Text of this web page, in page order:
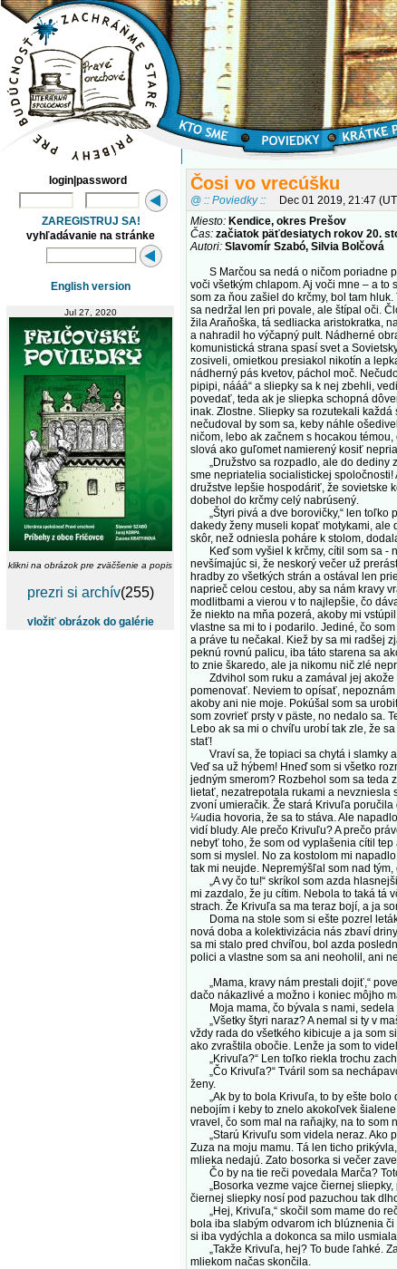
login|password
ZAREGISTRUJ SA!
vyhľadávanie na stránke
English version
Jul 27, 2020
klikni na obrázok pre zväčšenie a popis
prezri si archív(255)
vložiť obrázok do galérie
Čosi vo vrecúšku
@ :: Poviedky ::
Dec 01 2019, 21:47
Miesto: Kendice, okres Prešov
Čas: začiatok päťdesiatych rokov 20.
Autori: Slavomír Szabó, Silvia Bolčová
S Marčou sa nedá o ničom poriadne
voči všetkým chlapom. Aj voči mne – a
som za ňou zašiel do krčmy, bol tam
sa nedržal len pri povale, ale štípal oči.
žila Araňoška, tá sedliacka aristokratka,
a nahradil ho výčapný pult. Nádherné
komunistická strana spasí svet a
zosiveli, omietkou presiakol nikotín a
nádherný pás kvetov, páchol moč.
pipipi, nááá“ a sliepky sa k nej zbehli,
povedať, teda ak je sliepka schopná
inak. Zlostne. Sliepky sa rozutekali
nečudoval by som sa, keby náhle
ničom, lebo ak začnem s hocakou
slová ako guľomet namierený kosiť
„Družstvo sa rozpadlo, ale do dediny
sme nepriatelia socialistickej
družstve lepšie hospodáriť, že sovietske
dobehol do krčmy celý nabrúsený.
„Štyri pivá a dve borovičky,“ len toľko
dakedy ženy museli kopať motykami, ale
skôr, než odniesla poháre k stolom,
Keď som vyšiel k krčmy, cítil som sa -
nevšímajúc si, že neskorý večer už
hradby zo všetkých strán a ostával len
naprieč celou cestou, aby sa nám kravy
modlitbami a vierou v to najlepšie, čo
že niekto na mňa pozerá, akoby mi
vlastne sa mi to i podarilo. Jediné, čo
a práve tu nečakal. Kiež by sa mi radšej
peknú rovnú palicu, iba táto starena sa
to znie škaredo, ale ja nikomu nič zlé
Zdvihol som ruku a zamával jej akože
pomenovať. Neviem to opísať,
akoby ani nie moje. Pokúšal som sa
som zovrieť prsty v päste, no nedalo sa.
Lebo ak sa mi o chvíľu urobí tak zle, že
stať!
Vraví sa, že topiaci sa chytá i slamky a
Veď sa už hýbem! Hneď som si všetko
jedným smerom? Rozbehol som sa teda
lietať, nezatrepotala rukami a
zvoní umieračik. Že stará Krivuľa
¼udia hovoria, že sa to stáva. Ale
vidí bludy. Ale prečo Krivuľu? A prečo
nebyť toho, že som od vyplašenia cítil
som si myslel. No za kostolom mi
tak mi neujde. Nepremýšľal som nad
„A vy čo tu!“ skríkol som azda
mi zazdalo, že ju cítim. Nebola to taká tá
strach. Že Krivuľa sa ma teraz bojí, a ja
Doma na stole som si ešte pozrel
nová doba a kolektivizácia nás zbaví
sa mi stalo pred chvíľou, bol azda
polici a vlastne som sa ani neoholil, ani
„Mama, kravy nám prestali dojiť,“
dačo nákazlivé a možno i koniec môjho
Moja mama, čo bývala s nami, sedela
„Všetky štyri naraz? A nemal si ty v
vždy rada do všetkého kibicuje a ja som
ako zvraštila obočie. Lenže ja som to
„Krivuľa?“ Len toľko riekla trochu
„Čo Krivuľa?“ Tváril som sa
ženy.
„Ak by to bola Krivuľa, to by ešte bolo
nebojím i keby to znelo akokoľvek
vravel, čo som mal na raňajky, na to som
„Starú Krivuľu som videla neraz. Ako
Zuza na moju mamu. Tá len ticho
mlieka nedajú. Zato bosorka si večer
Čo by na tie reči povedala Marča?
„Bosorka vezme vajce čiernej sliepky,
čiernej sliepky nosí pod pazuchou tak
„Hej, Krivuľa,“ skočil som mame do
bola iba slabým odvarom ich blúznenia
si iba vydýchla a dokonca sa milo
„Takže Krivuľa, hej? To bude ľahké.
mliekom načas skončila.